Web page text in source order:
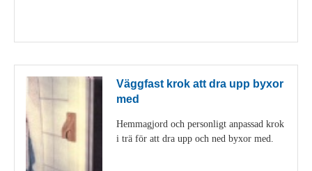
Väggfast krok att dra upp byxor
med
Hemmagjord och personligt anpassad krok
i trä för att dra upp och ned byxor med.